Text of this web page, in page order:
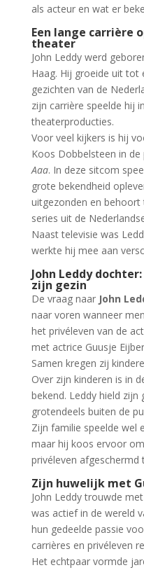
als acteur en wat er
Een lange carrière
theater
John Leddy werd
Haag. Hij groeide uit tot
gezichten van de
zijn carrière speelde hij
theaterproducties.
Voor veel kijkers is hij
Koos Dobbelsteen in
Aaa. In deze sitcom
grote bekendheid
uitgezonden en
series uit de
Naast televisie was
werkte hij mee aan
John Leddy
zijn gezin
De vraag naar John
naar voren wanneer
het privéleven van de
met actrice Guusje
Samen kregen zij
Over zijn kinderen is in
bekend. Leddy hield
grotendeels buiten de
Zijn familie speelde wel
maar hij koos ervoor
privéleven afgeschermd
Zijn huwelijk met
John Leddy trouwde
was actief in de wereld
hun gedeelde passie
carrières en privéleven
Het echtpaar vormde